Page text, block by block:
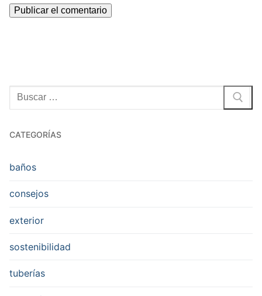
Buscar:
CATEGORÍAS
baños
consejos
exterior
sostenibilidad
tuberías